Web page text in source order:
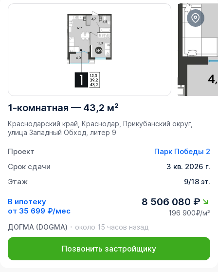
1-комнатная — 43,2 м²
Краснодарский край, Краснодар, Прикубанский округ,
улица Западный Обход, литер 9
Проект
Парк Победы 2
Срок сдачи
3 кв. 2026 г.
Этаж
9/18 эт.
В ипотеку
от 35 699 ₽/мес
8 506 080 ₽
196 900₽/м²
ДОГМА (DOGMA)
около 15 часов назад
Позвонить застройщику